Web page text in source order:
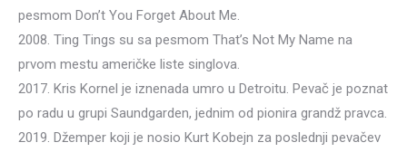
pesmom Don’t You Forget About Me.
2008. Ting Tings su sa pesmom That’s Not My Name na
prvom mestu američke liste singlova.
2017. Kris Kornel je iznenada umro u Detroitu. Pevač je poznat
po radu u grupi Saundgarden, jednim od pionira grandž pravca.
2019. Džemper koji je nosio Kurt Kobejn za poslednji pevačev